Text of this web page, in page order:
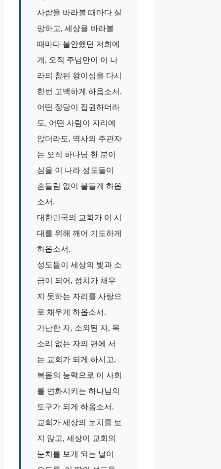
사람을 바라볼 때마다 실
망하고, 세상을 바라볼
때마다 불안했던 저희에
게, 오직 주님만이 이 나
라의 참된 왕이심을 다시
한번 고백하게 하옵소서.
어떤 정당이 집권하더라
도, 어떤 사람이 자리에
앉더라도, 역사의 주관자
는 오직 하나님 한 분이
심을 이 나라 성도들이
흔들림 없이 붙들게 하옵
소서.
대한민국의 교회가 이 시
대를 위해 깨어 기도하게
하옵소서.
성도들이 세상의 빛과 소
금이 되어, 정치가 채우
지 못하는 자리를 사랑으
로 채우게 하옵소서.
가난한 자, 소외된 자, 목
소리 없는 자의 편에 서
는 교회가 되게 하시고,
복음의 능력으로 이 사회
를 변화시키는 하나님의
도구가 되게 하옵소서.
교회가 세상의 눈치를 보
지 않고, 세상이 교회의
눈치를 보게 되는 날이